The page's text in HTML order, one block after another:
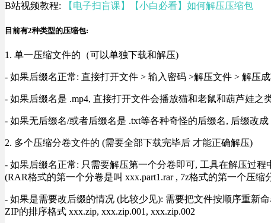
B站视频教程: 【电子扫盲课】【小白必看】如何解压压缩包
目前有2种类型的压缩包:
1. 单一压缩文件的（可以单独下载和解压)
- 如果后缀名正常: 直接打开文件 > 输入密码 >解压文件 > 解压
- 如果后缀名是 .mp4, 直接打开文件会播放猫和老鼠和葫芦娃之
- 如果无后缀名/或者后缀名是 .txt等各种奇怪的后缀名, 后缀改
2. 多个压缩分卷文件的 (需要全部下载完毕后 才能正确解压)
- 如果后缀名正常: 只需要解压第一个分卷即可, 工具在解压过
(RAR格式的第一个分卷是叫 xxx.part1.rar , 7z格式的第一个压
- 如果是需要改后缀的情况 (比较少见): 需要把文件按顺序重新命
ZIP的排序格式 xxx.zip, xxx.zip.001, xxx.zip.002